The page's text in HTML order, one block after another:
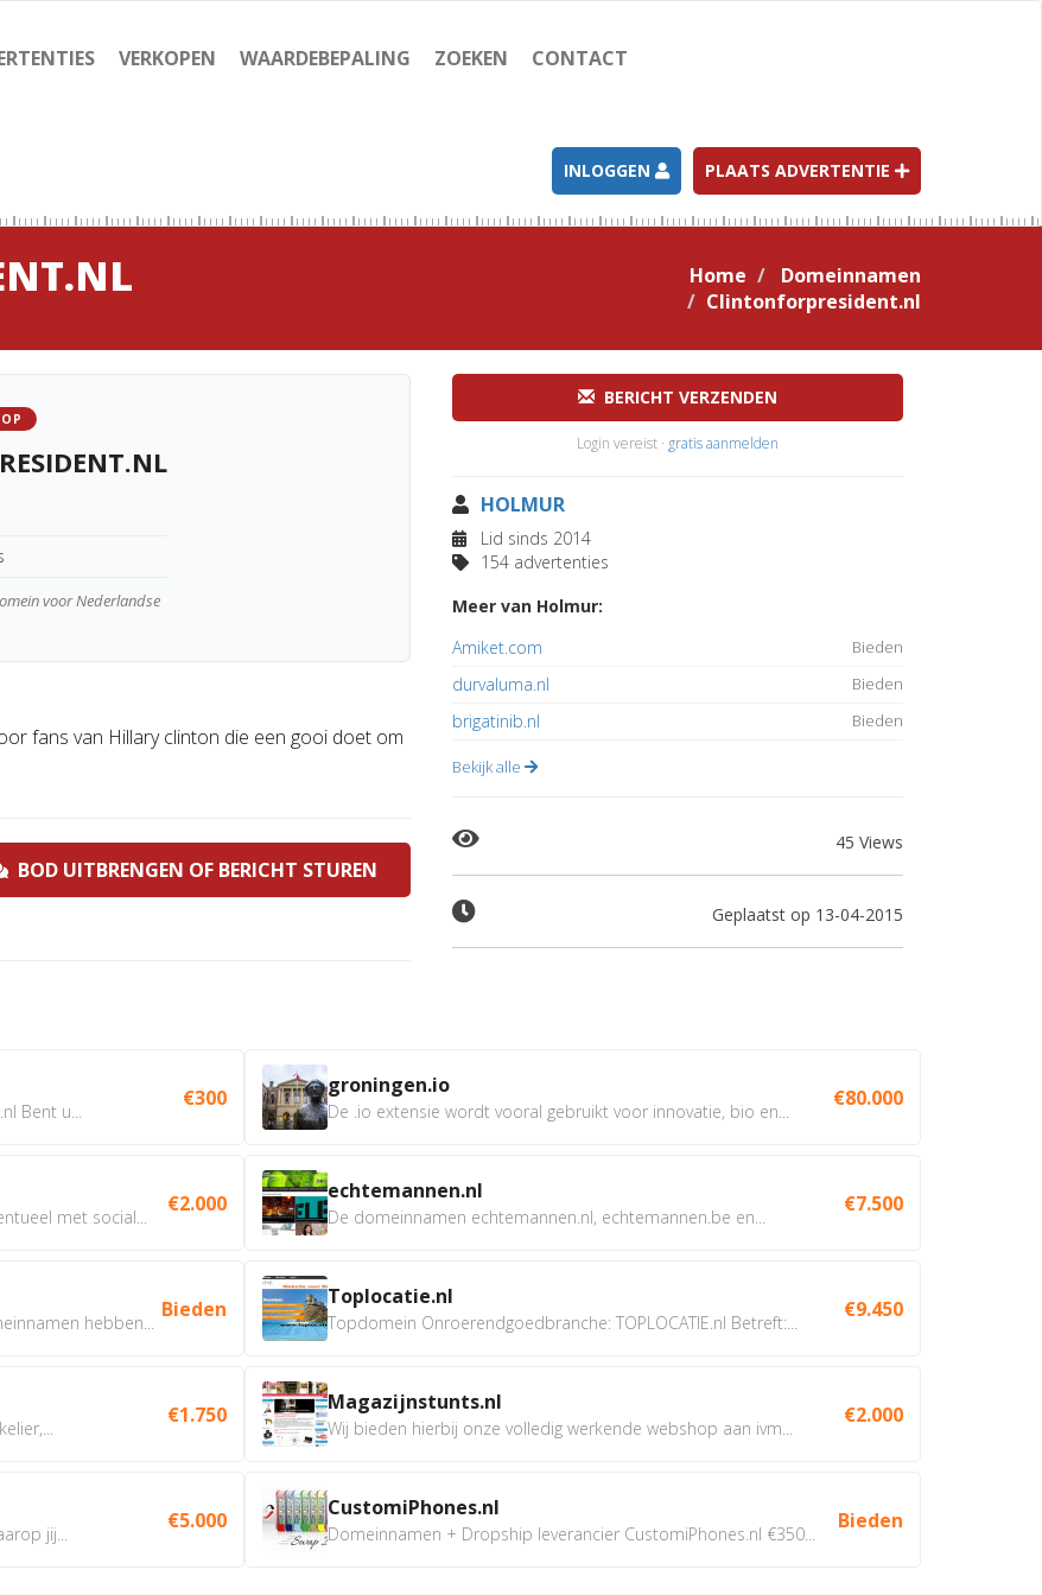
VERKOPEN WAARDEBEPALING ZOEKEN CONTACT
INLOGGEN PLAATS ADVERTENTIE
Home
Domeinnamen
Clintonforpresident.nl
voor Nederlandse
fans van Hillary clinton die een gooi doet om
BOD UITBRENGEN OF BERICHT STUREN
BERICHT VERZENDEN
Login vereist · gratis aanmelden
HOLMUR
Lid sinds 2014
154 advertenties
Meer van Holmur:
Amiket.com
Bieden
durvaluma.nl Bieden
brigatinib.nl Bieden
Bekijk alle
45 Views
Geplaatst op 13-04-2015
Bent u...
€300
met social...
€2.000
hebben...
Bieden
€1.750
jij...
€5.000
groningen.io
De .io extensie wordt vooral gebruikt voor innovatie, bio en...
€80.000
echtemannen.nl
De domeinnamen echtemannen.nl, echtemannen.be en...
€7.500
Toplocatie.nl
Topdomein Onroerendgoedbranche: TOPLOCATIE.nl Betreft:...
€9.450
Magazijnstunts.nl
Wij bieden hierbij onze volledig werkende webshop aan ivm...
€2.000
CustomiPhones.nl
Domeinnamen + Dropship leverancier CustomiPhones.nl €350...
Bieden